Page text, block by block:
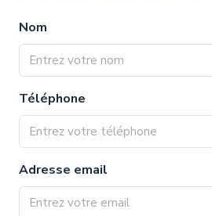
Nom
Téléphone
Adresse email